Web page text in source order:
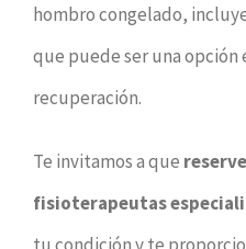
hombro congelado,
que puede ser una opción
recuperación.
Te invitamos a que
fisioterapeutas